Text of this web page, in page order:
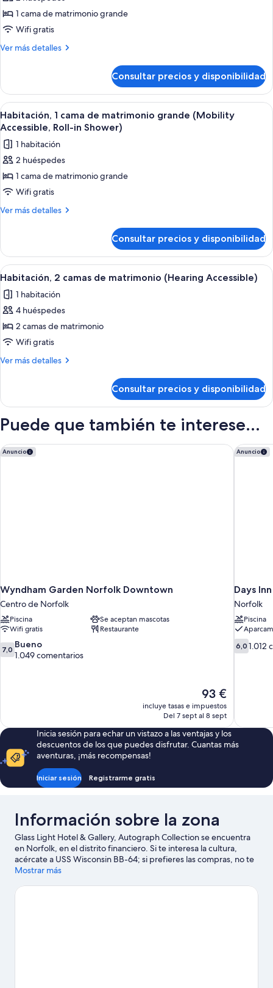
in
Shwr)
(Mobility/Hearing
Access,
Roll-
Shwr)
Habitación,
1
cama
grande
(Hearing
Accessible)
1 cama de matrimonio grande
Wifi gratis
Ver más detalles
Más
1
cama
de
matrimonio
(Hearing
Accessible)
Consultar precios y disponibilidad
Abrir
todas
las
fotos
de
Habitación,
1
cama
grande
(Mobility
Accessible,
Roll-
in
Shower)
Una habitación de hotel moderna
4
Habitación, 1 cama de matrimonio grande (Mobility
Accessible, Roll-in Shower)
1 habitación
2 huéspedes
1 cama de matrimonio grande
Wifi gratis
Ver más detalles
Más
1
cama
de
grande
(Mobility
Roll-
in
Consultar precios y disponibilidad
Abrir
todas
las
fotos
de
Habitación,
2
matrimonio
(Hearing
Accessible)
Una habitación de hotel moderna
4
Habitación, 2 camas de matrimonio (Hearing Accessible)
1 habitación
4 huéspedes
2 camas de matrimonio
Wifi gratis
Ver más detalles
Más
2
de
(Hearing
Accessible)
Consultar precios y disponibilidad
Puede que también te interese...
Anuncio
Wyndham Garden Norfolk Downtown
Centro de Norfolk
Piscina
Se aceptan mascotas
Wifi gratis
Restaurante
7.0
sobre
7,0 Bueno
1.049 comentarios
El
precio
actual
de
93 €
93 €
incluye tasas e impuestos
Del 7 sept al 8 sept
Wyndham Garden Norfolk Downtown Anuncio
Days
Norfolk
Piscina
6.0
sobre
6,0 1.012
Days
Inicia sesión para echar un vistazo a las ventajas y los
descuentos de los que puedes disfrutar. Cuantas más
aventuras, ¡más recompensas!
Iniciar sesión Registrarme gratis
Información sobre la zona
Glass Light Hotel & Gallery, Autograph Collection se encuentra
en Norfolk, en el distrito financiero. Si te interesa la cultura,
acércate a USS Wisconsin BB-64; si prefieres las compras, no te
pierdas Waterside District y Norfolk Premium Outlets. ¿Te
calendario de Norfolk Scope. Intenta sacar tiempo para pasar
Mostrar más